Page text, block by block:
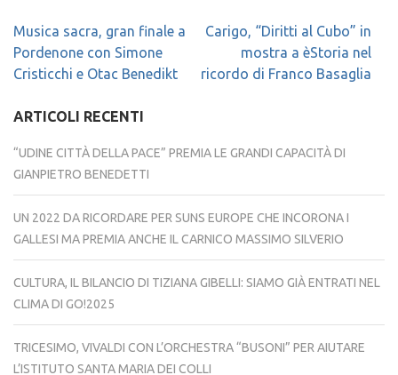
Navigazione
articoli
Musica sacra, gran finale a
Pordenone con Simone
Cristicchi e Otac Benedikt
Carigo, “Diritti al Cubo” in
mostra a èStoria nel
ricordo di Franco Basaglia
ARTICOLI RECENTI
“UDINE CITTÀ DELLA PACE” PREMIA LE GRANDI CAPACITÀ DI
GIANPIETRO BENEDETTI
UN 2022 DA RICORDARE PER SUNS EUROPE CHE INCORONA I
GALLESI MA PREMIA ANCHE IL CARNICO MASSIMO SILVERIO
CULTURA, IL BILANCIO DI TIZIANA GIBELLI: SIAMO GIÀ ENTRATI NEL
CLIMA DI GO!2025
TRICESIMO, VIVALDI CON L’ORCHESTRA “BUSONI” PER AIUTARE
L’ISTITUTO SANTA MARIA DEI COLLI